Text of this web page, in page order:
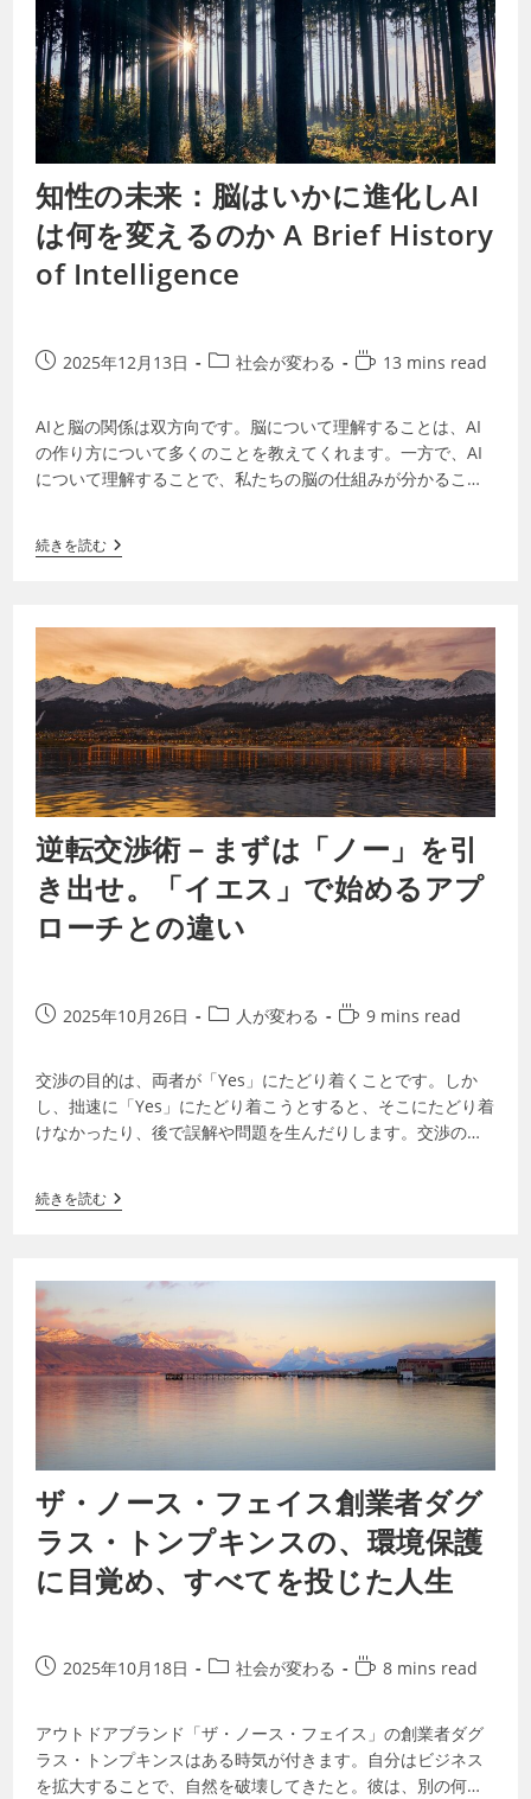
知性の未来：脳はいかに進化しAI
は何を変えるのか A Brief History
of Intelligence
2025年12月13日 社会が変わる 13 mins read
AIと脳の関係は双方向です。脳について理解することは、AI
の作り方について多くのことを教えてくれます。一方で、AI
について理解することで、私たちの脳の仕組みが分かること
続きを読む
逆転交渉術－まずは「ノー」を引
き出せ。「イエス」で始めるアプ
ローチとの違い
2025年10月26日 人が変わる 9 mins read
交渉の目的は、両者が「Yes」にたどり着くことです。しか
し、拙速に「Yes」にたどり着こうとすると、そこにたどり着
けなかったり、後で誤解や問題を生んだりします。交渉の初
続きを読む
ザ・ノース・フェイス創業者ダグ
ラス・トンプキンスの、環境保護
に目覚め、すべてを投じた人生
2025年10月18日 社会が変わる 8 mins read
アウトドアブランド「ザ・ノース・フェイス」の創業者ダグ
ラス・トンプキンスはある時気が付きます。自分はビジネス
を拡大することで、自然を破壊してきたと。彼は、別の何か